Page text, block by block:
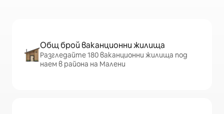
Общ брой ваканционни жилища
Разгледайте 180 ваканционни жилища под
наем в района на Малени